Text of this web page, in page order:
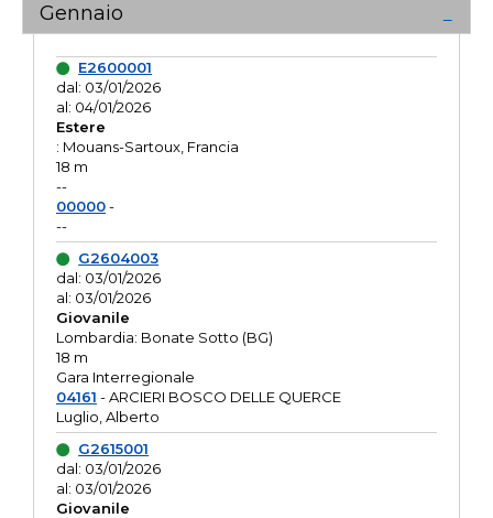
Gennaio
E2600001
dal: 03/01/2026
al: 04/01/2026
Estere
: Mouans-Sartoux, Francia
18 m
--
00000-
--
G2604003
dal: 03/01/2026
al: 03/01/2026
Giovanile
Lombardia: Bonate Sotto (BG)
18 m
Gara Interregionale
04161 - ARCIERI BOSCO DELLE QUERCE
Luglio, Alberto
G2615001
dal: 03/01/2026
al: 03/01/2026
Giovanile